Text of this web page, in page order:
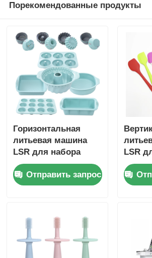
Порекомендованные продукты
Горизонтальная
литьевая машина
LSR для набора
форм для выпечки
Отправить запрос
LSR